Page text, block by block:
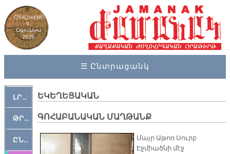
Հինգշաբթի
6,
Օգոստոս
2026
☰ Ընտրացանկ
ԼՐԱՀՈՍ
ԹՐՔԱՀԱՅ ԿԵԱՆՔ
ԸՆԿԵՐԱՄՇԱԿՈՒԹԱՅԻՆ
ԵԿԵՂԵՑԱԿԱՆ
ԳՈՀԱԲԱՆԱԿԱՆ ՄԱՂԹԱՆՔ
Մայր Աթոռ Սուրբ
Էջմիածնի մէջ